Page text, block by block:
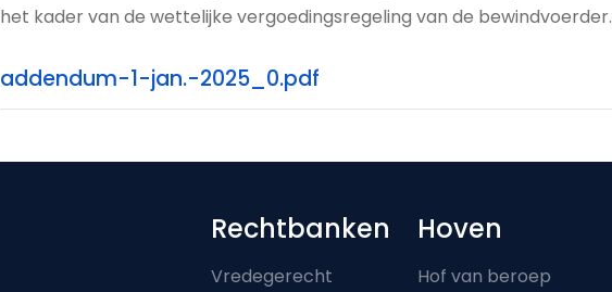
het kader van de wettelijke vergoedingsregeling van de bewindvoerder.
addendum-1-jan.-2025_0.pdf
Footer-menu
Rechtbanken
Vredegerecht
Hoven
Hof van beroep